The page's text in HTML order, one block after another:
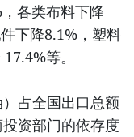
各类布料下降
下降8.1%，塑料
等。
占全国出口总额
资部门的依存度